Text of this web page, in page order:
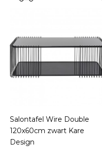
Salontafel Wire Double
120x60cm zwart Kare
Design